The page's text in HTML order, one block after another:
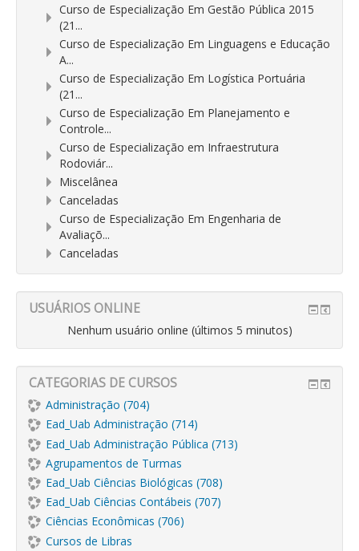
Curso de Especialização Em Gestão Pública 2015
(21...
Curso de Especialização Em Linguagens e Educação
A...
Curso de Especialização Em Logística Portuária
(21...
Curso de Especialização Em Planejamento e
Controle...
Curso de Especialização em Infraestrutura
Rodoviár...
Miscelânea
Canceladas
Curso de Especialização Em Engenharia de
Avaliaçõ...
Canceladas
USUÁRIOS ONLINE
Nenhum usuário online (últimos 5 minutos)
CATEGORIAS DE CURSOS
Administração (704)
Ead_Uab Administração (714)
Ead_Uab Administração Pública (713)
Agrupamentos de Turmas
Ead_Uab Ciências Biológicas (708)
Ead_Uab Ciências Contábeis (707)
Ciências Econômicas (706)
Cursos de Libras